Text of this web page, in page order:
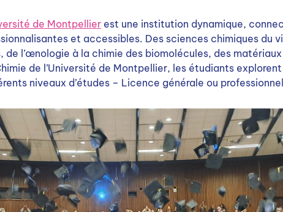
de Montpellier est une institution dynamique,
et accessibles. Des sciences chimiques du
l’œnologie à la chimie des biomolécules, des
de l’Université de Montpellier, les étudiants
niveaux d’études – Licence générale ou